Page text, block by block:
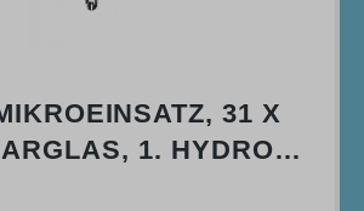
31 X
1. HYDROL.